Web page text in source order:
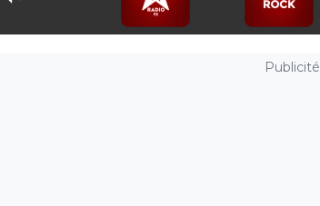
Publicité